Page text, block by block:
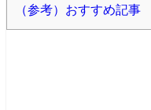
（参考）おすすめ記事